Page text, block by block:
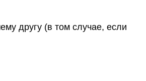
другу (в том случае, если